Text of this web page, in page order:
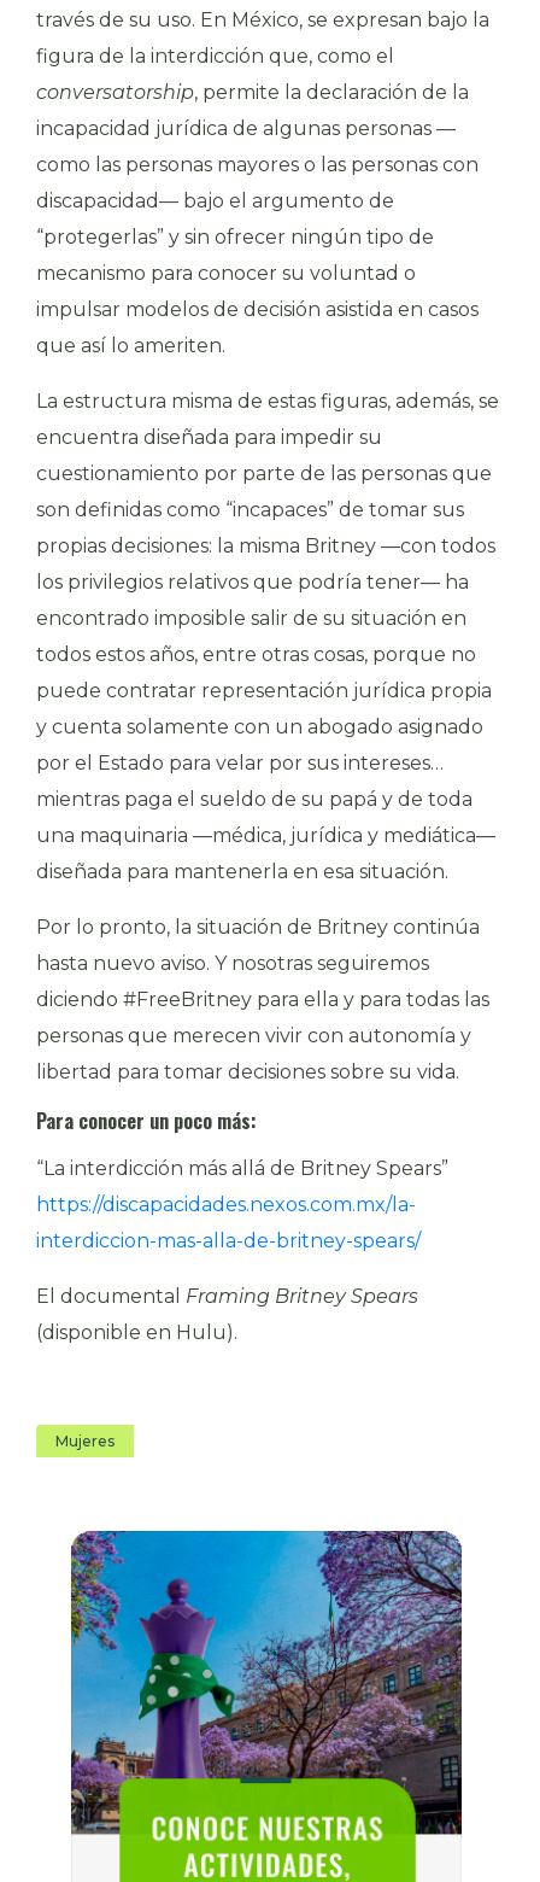
través de su uso. En México, se expresan bajo la
figura de la interdicción que, como el
conversatorship, permite la declaración de la
incapacidad jurídica de algunas personas —
como las personas mayores o las personas con
discapacidad— bajo el argumento de
“protegerlas” y sin ofrecer ningún tipo de
mecanismo para conocer su voluntad o
impulsar modelos de decisión asistida en casos
que así lo ameriten.
La estructura misma de estas figuras, además, se
encuentra diseñada para impedir su
cuestionamiento por parte de las personas que
son definidas como “incapaces” de tomar sus
propias decisiones: la misma Britney —con todos
los privilegios relativos que podría tener— ha
encontrado imposible salir de su situación en
todos estos años, entre otras cosas, porque no
puede contratar representación jurídica propia
y cuenta solamente con un abogado asignado
por el Estado para velar por sus intereses…
mientras paga el sueldo de su papá y de toda
una maquinaria —médica, jurídica y mediática—
diseñada para mantenerla en esa situación.
Por lo pronto, la situación de Britney continúa
hasta nuevo aviso. Y nosotras seguiremos
diciendo #FreeBritney para ella y para todas las
personas que merecen vivir con autonomía y
libertad para tomar decisiones sobre su vida.
Para conocer un poco más:
“La interdicción más allá de Britney Spears”
https://discapacidades.nexos.com.mx/la-
interdiccion-mas-alla-de-britney-spears/
El documental Framing Britney Spears
(disponible en Hulu).
Mujeres